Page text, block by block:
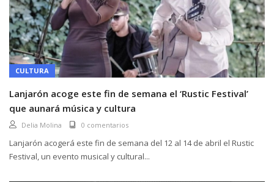
CULTURA
Lanjarón acoge este fin de semana el ‘Rustic Festival’
que aunará música y cultura
Delia Molina 0 comentarios
Lanjarón acogerá este fin de semana del 12 al 14 de abril el Rustic
Festival, un evento musical y cultural...